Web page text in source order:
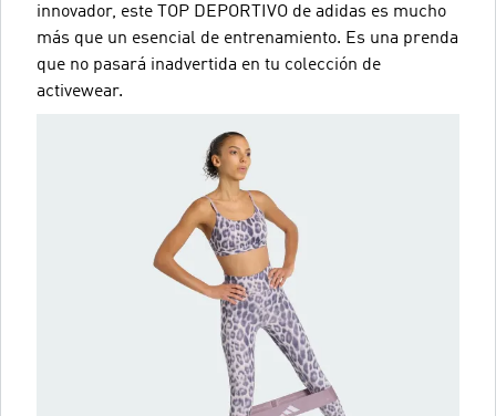
innovador, este TOP DEPORTIVO de adidas es mucho
más que un esencial de entrenamiento. Es una prenda
que no pasará inadvertida en tu colección de
activewear.